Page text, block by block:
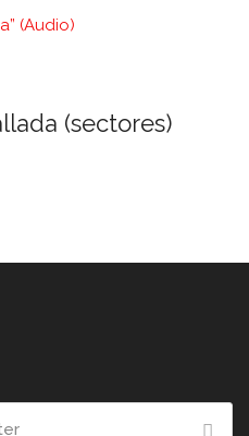
(Audio)
(sectores)